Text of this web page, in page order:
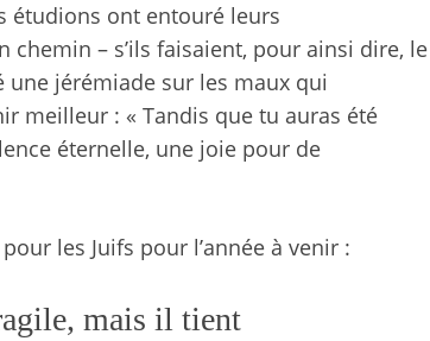
étudions ont entouré leurs
– s’ils faisaient, pour ainsi dire, le
jérémiade sur les maux qui
meilleur : « Tandis que tu auras été
éternelle, une joie pour de
les Juifs pour l’année à venir :
mais il tient